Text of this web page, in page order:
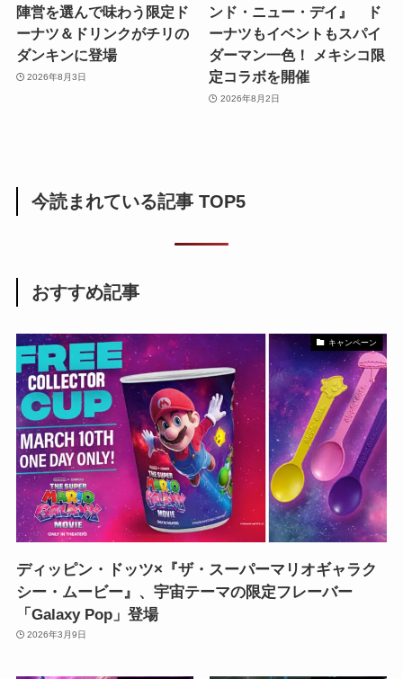
陣営を選んで味わう限定ド
ーナツ＆ドリンクがチリの
ダンキンに登場
2026年8月3日
ンド・ニュー・デイ』 ド
ーナツもイベントもスパイ
ダーマン一色！ メキシコ限
定コラボを開催
2026年8月2日
今読まれている記事 TOP5
おすすめ記事
キャンペーン
ディッピン・ドッツ×『ザ・スーパーマリオギャラク
シー・ムービー』、宇宙テーマの限定フレーバー
「Galaxy Pop」登場
2026年3月9日